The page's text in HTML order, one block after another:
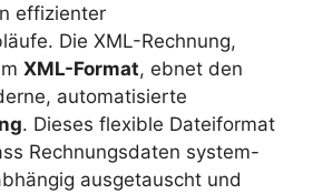
effizienter
Die XML-Rechnung,
XML-Format, ebnet den
automatisierte
. Dieses flexible Dateiformat
Rechnungsdaten system-
ausgetauscht und